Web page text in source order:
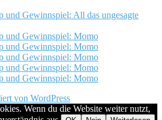
und Gewinnspiel: All das ungesagte
und Gewinnspiel: Momo
und Gewinnspiel: Momo
und Gewinnspiel: Momo
und Gewinnspiel: Momo
und Gewinnspiel: Momo
von WordPress
Wenn du die Website weiter nutzt,